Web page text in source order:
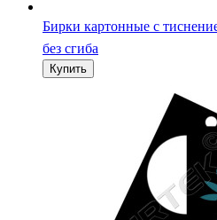
Бирки картонные с
без сгиба